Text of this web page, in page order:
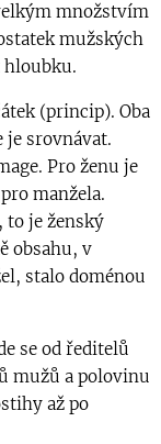
množstvím
mužských
(princip). Oba
je srovnávat.
Pro ženu je
manžela.
to je ženský
obsahu, v
stalo doménou
se od ředitelů
mužů a polovinu
až po